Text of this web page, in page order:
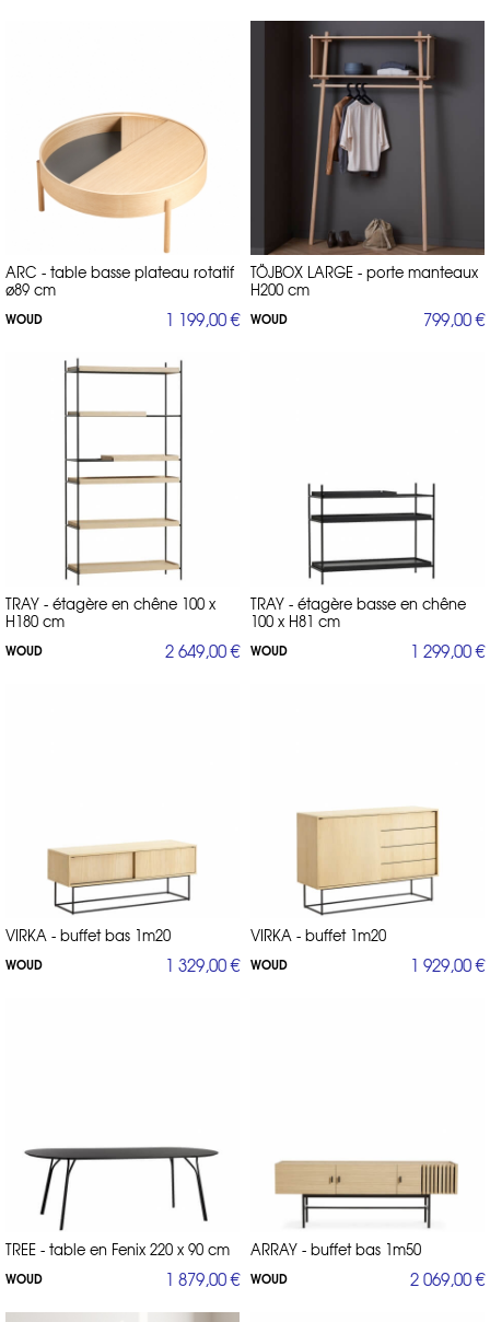
ARC - table basse plateau rotatif
ø89 cm
WOUD 1 199,00 €
TÖJBOX LARGE - porte manteaux
H200 cm
WOUD 799,00 €
TRAY - étagère en chêne 100 x
H180 cm
WOUD 2 649,00 €
TRAY - étagère basse en chêne
100 x H81 cm
WOUD 1 299,00 €
VIRKA - buffet bas 1m20
WOUD 1 329,00 €
VIRKA - buffet 1m20
WOUD 1 929,00 €
TREE - table en Fenix 220 x 90 cm
WOUD 1 879,00 €
ARRAY - buffet bas 1m50
WOUD 2 069,00 €